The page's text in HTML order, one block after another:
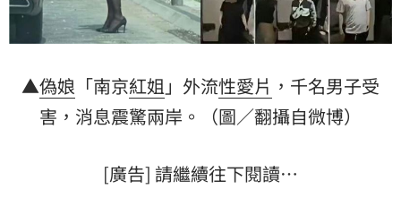
▲偽娘 「南京紅姐 」外流性愛片 ，千名男子受
害，消息震驚兩岸。（圖／翻攝自微博）
[廣告] 請繼續往下閱讀…